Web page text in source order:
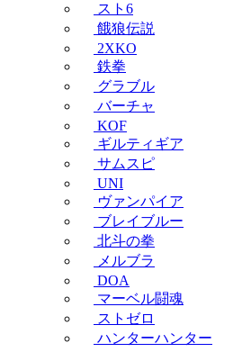
スト6
餓狼伝説
2XKO
鉄拳
グラブル
バーチャ
KOF
ギルティギア
サムスピ
UNI
ヴァンパイア
ブレイブルー
北斗の拳
メルブラ
DOA
マーベル闘魂
ストゼロ
ハンターハンター